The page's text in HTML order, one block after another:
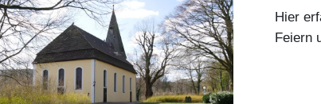
Hier
Feiern